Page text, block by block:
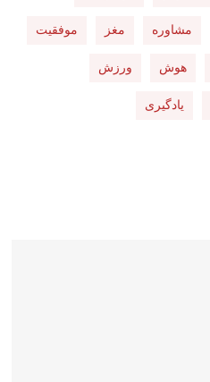
مشاوره مغز موفقیت
هوش ورزش
یادگیری